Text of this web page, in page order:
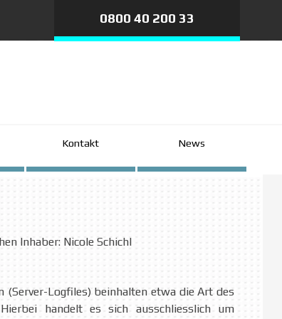
0800 40 200 33
▼
Kontakt ▼
News
Inhaber: Nicole Schichl
(Server-Logfiles) beinhalten etwa die Art des
handelt es sich ausschliesslich um